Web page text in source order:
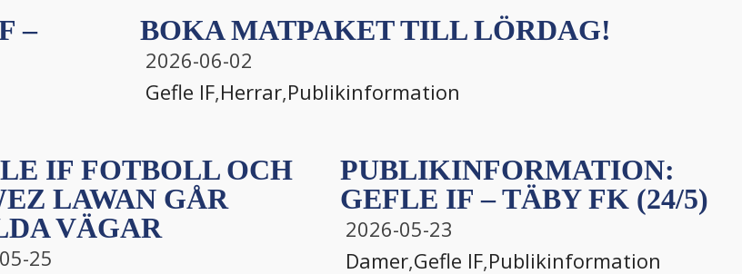
–
BOKA MATPAKET TILL LÖRDAG!
2026-06-02
Gefle IF,Herrar,Publikinformation
IF FOTBOLL OCH
LAWAN GÅR
VÄGAR
25
PUBLIKINFORMATION:
GEFLE IF – TÄBY FK (24/5)
2026-05-23
Damer,Gefle IF,Publikinformation